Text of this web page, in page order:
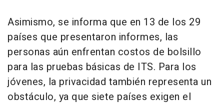
Asimismo, se informa que en 13 de los 29
países que presentaron informes, las
personas aún enfrentan costos de bolsillo
para las pruebas básicas de ITS. Para los
jóvenes, la privacidad también representa un
obstáculo, ya que siete países exigen el